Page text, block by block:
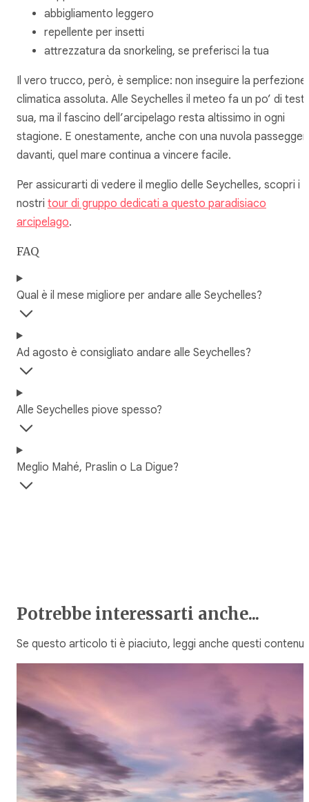
abbigliamento leggero
repellente per insetti
attrezzatura da snorkeling, se preferisci la tua
Il vero trucco, però, è semplice: non inseguire la perfezione
climatica assoluta. Alle Seychelles il meteo fa un po’ di
sua, ma il fascino dell’arcipelago resta altissimo in ogni
stagione. E onestamente, anche con una nuvola
davanti, quel mare continua a vincere facile.
Per assicurarti di vedere il meglio delle Seychelles, scopri i
nostri tour di gruppo dedicati a questo paradisiaco
arcipelago.
FAQ
Qual è il mese migliore per andare alle Seychelles?
Ad agosto è consigliato andare alle Seychelles?
Alle Seychelles piove spesso?
Meglio Mahé, Praslin o La Digue?
Potrebbe interessarti anche...
Se questo articolo ti è piaciuto, leggi anche questi